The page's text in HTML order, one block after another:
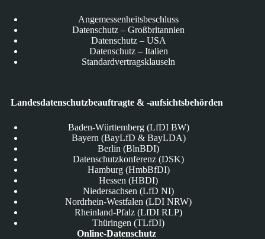
Angemessenheitsbeschluss
Datenschutz – Großbritannien
Datenschutz – USA
Datenschutz – Italien
Standardvertragsklauseln
Landesdatenschutzbeauftragte & -aufsichtsbehörden
Baden-Württemberg (LfDI BW)
Bayern (BayLfD & BayLDA)
Berlin (BlnBDI)
Datenschutzkonferenz (DSK)
Hamburg (HmbBfDI)
Hessen (HBDI)
Niedersachsen (LfD NI)
Nordrhein-Westfalen (LDI NRW)
Rheinland-Pfalz (LfDI RLP)
Thüringen (TLfDI)
Online-Datenschutz